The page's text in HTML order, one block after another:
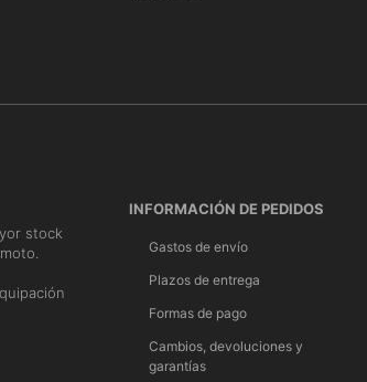
stock
INFORMACIÓN DE PEDIDOS
Gastos de envío
Plazos de entrega
Formas de pago
Cambios, devoluciones y
garantías